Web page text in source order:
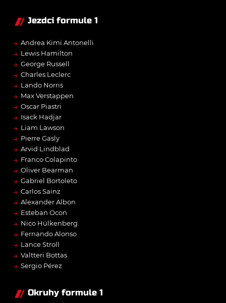
Jezdci formule 1
→ Andrea Kimi Antonelli
→ Lewis Hamilton
→ George Russell
→ Charles Leclerc
→ Lando Norris
→ Max Verstappen
→ Oscar Piastri
→ Isack Hadjar
→ Liam Lawson
→ Pierre Gasly
→ Arvid Lindblad
→ Franco Colapinto
→ Oliver Bearman
→ Gabriel Bortoleto
→ Carlos Sainz
→ Alexander Albon
→ Esteban Ocon
→ Nico Hülkenberg
→ Fernando Alonso
→ Lance Stroll
→ Valtteri Bottas
→ Sergio Pérez
Okruhy formule 1